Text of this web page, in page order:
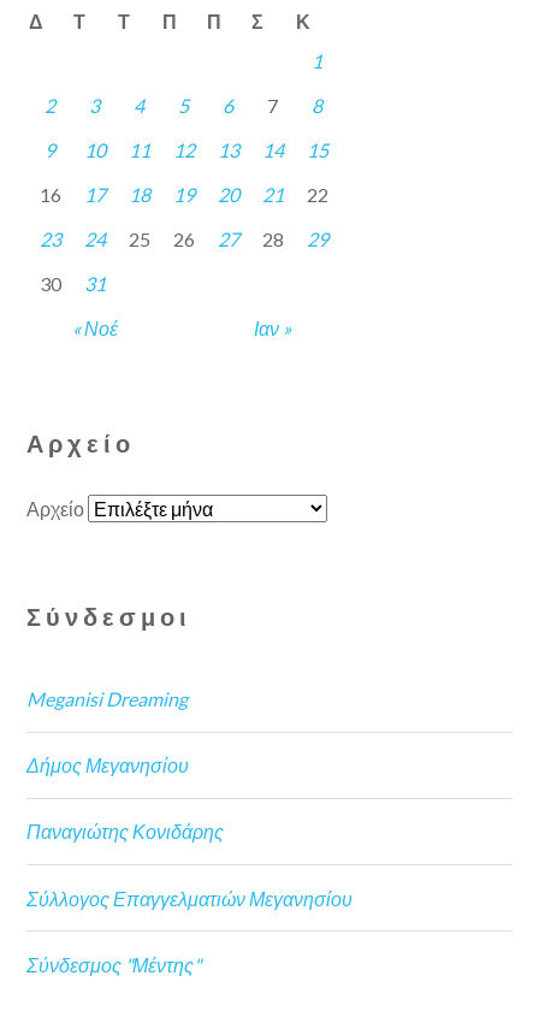
Δ Τ Τ Π Π Σ Κ
« Νοέ Ιαν »
1
2
3 4 5 6 7
8
9
10 11 12 13 14
15
16
17 18 19 20 21
22
23
24 25 26 27 28
29
30
31
Αρχείο
Αρχείο
Σύνδεσμοι
Meganisi Dreaming
Δήμος Μεγανησίου
Παναγιώτης Κονιδάρης
Σύλλογος Επαγγελματιών Μεγανησίου
Σύνδεσμος "Μέντης"